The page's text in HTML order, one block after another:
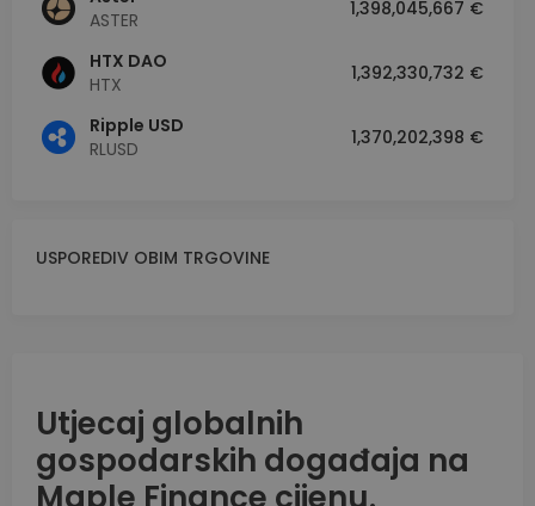
ASTER
1,398,045,667 €
HTX DAO
HTX
1,392,330,732 €
Ripple USD
RLUSD
1,370,202,398 €
USPOREDIV OBIM TRGOVINE
Utjecaj globalnih
gospodarskih događaja na